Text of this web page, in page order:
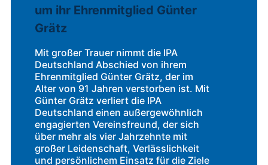
um ihr Ehrenmitglied Günter
Grätz
Mit großer Trauer nimmt die IPA
Deutschland Abschied von ihrem
Ehrenmitglied Günter Grätz, der im
Alter von 91 Jahren verstorben ist. Mit
Günter Grätz verliert die IPA
Deutschland einen außergewöhnlich
engagierten Vereinsfreund, der sich
über mehr als vier Jahrzehnte mit
großer Leidenschaft, Verlässlichkeit
und persönlichem Einsatz für die Ziele